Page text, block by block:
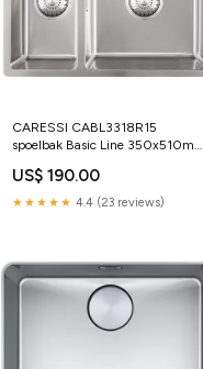
CARESSI CABL3318R15
spoelbak Basic Line 350x510mm
CHEF
US$ 190.00
★★★★★ 4.4 (23 reviews)